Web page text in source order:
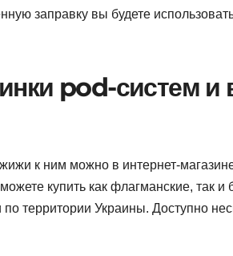
заправку вы будете
pod-систем и
к ним можно в интернет-
купить как флагманские, так
территории Украины. Доступно